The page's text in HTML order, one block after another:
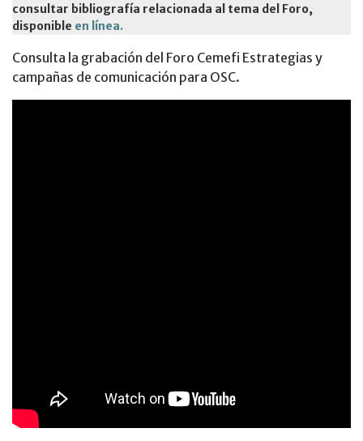
consultar bibliografía relacionada al tema del Foro,
disponible en línea.
Consulta la grabación del Foro Cemefi Estrategias y
campañas de comunicación para OSC.